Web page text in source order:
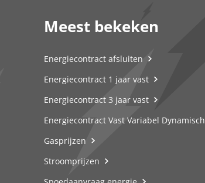
Meest bekeken
Energiecontract afsluiten
Energiecontract 1 jaar vast
Energiecontract 3 jaar vast
Energiecontract Vast Variabel Dynamisch
Gasprijzen
Stroomprijzen